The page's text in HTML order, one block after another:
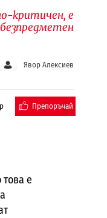
критичен, е
безпредметен
Явор Алексиев
Препоръчай
е